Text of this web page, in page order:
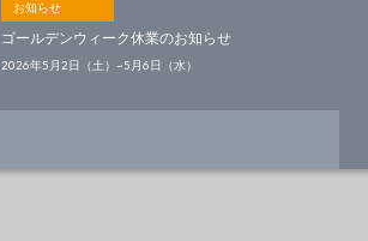
お知らせ
ゴールデンウィーク休業のお知らせ
2026年5月2日（土）~5月6日（水）